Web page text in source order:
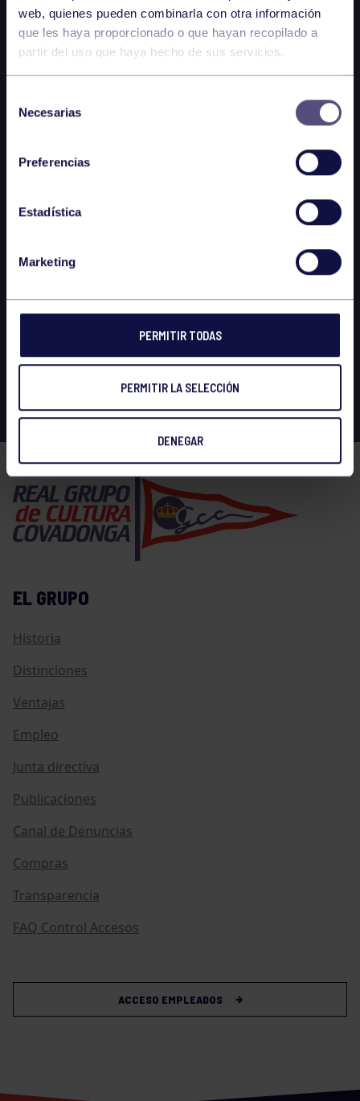
web, quienes pueden combinarla con otra información
que les haya proporcionado o que hayan recopilado a
partir del uso que haya hecho de sus servicios.
Necesarias
Preferencias
Estadística
Marketing
PERMITIR TODAS
PERMITIR LA SELECCIÓN
DENEGAR
EL GRUPO
Historia
Distinciones
Ventajas
Empleo
Junta directiva
Publicaciones
Canal de Denuncias
Compras
Transparencia
FAQ Control Accesos
ACCESO EMPLEADOS